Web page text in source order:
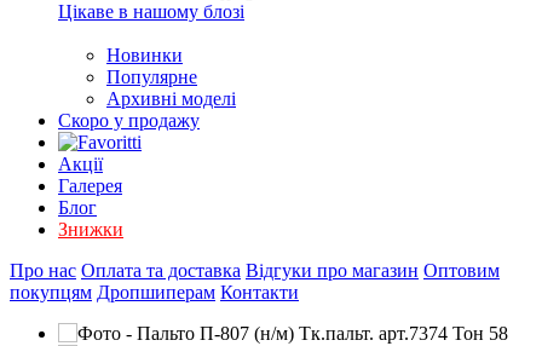
Цікаве в нашому блозі
Новинки
Популярне
Архивні моделі
Скоро у продажу
Акції
Галерея
Блог
Знижки
Про нас Оплата та доставка Відгуки про магазин Оптовим
покупцям Дропшиперам Контакти